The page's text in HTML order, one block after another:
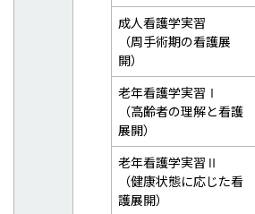
成人看護学実習
（周手術期の看護展
開）
老年看護学実習Ⅰ
（高齢者の理解と看護
展開）
老年看護学実習Ⅱ
（健康状態に応じた看
護展開）